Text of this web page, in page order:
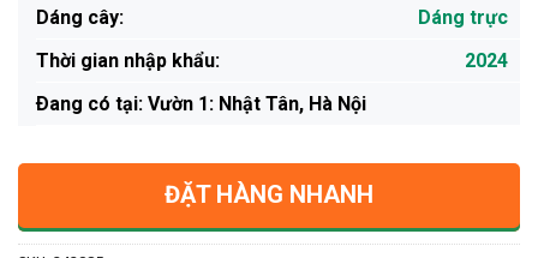
Dáng cây:
Dáng trực
Thời gian nhập khẩu:
2024
Ðang có tại: Vườn 1: Nhật Tân, Hà Nội
ĐẶT HÀNG NHANH